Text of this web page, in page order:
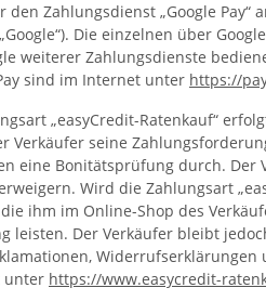
den Zahlungsdienst „Google
Die einzelnen über
weiterer Zahlungsdienste
sind im Internet unter https://
„easyCredit-Ratenkauf“
Verkäufer seine
eine Bonitätsprüfung durch. Der
Wird die Zahlungsart
ihm im Online-Shop des
leisten. Der Verkäufer bleibt
unter https://www.easycredit-